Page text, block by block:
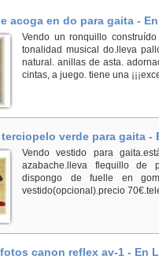
acoga en do para gaita -
Vendo un ronquillo
tonalidad musical do.lleva
natural. anillas de asta.
cintas, a juego. tiene una
verde para gaita -
Vendo vestido para
azabache.lleva flequillo de
dispongo de fuelle en
vestido(opcional).precio
canon reflex av-1 - En